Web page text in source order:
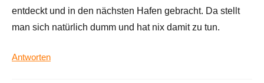
entdeckt und in den nächsten Hafen gebracht. Da stellt
man sich natürlich dumm und hat nix damit zu tun.
Antworten